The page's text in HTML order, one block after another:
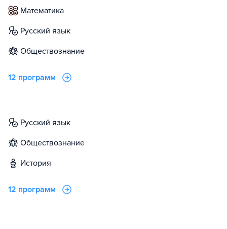
математика
русский язык
обществознание
12 программ
русский язык
обществознание
история
12 программ